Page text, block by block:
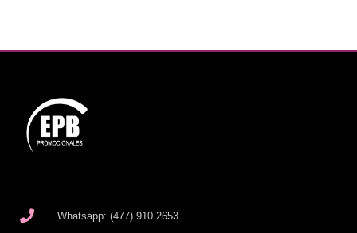
Whatsapp: (477) 910 2653